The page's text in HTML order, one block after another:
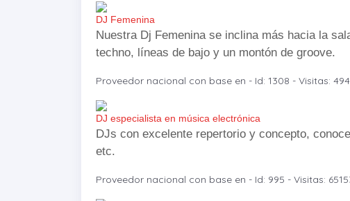
DJ Femenina
Nuestra Dj Femenina se inclina más hacia la
techno, líneas de bajo y un montón de groove.
Proveedor nacional con base en - Id: 1308 - Visitas:
DJ especialista en música electrónica
DJs con excelente repertorio y concepto,
etc.
Proveedor nacional con base en - Id: 995 - Visitas: